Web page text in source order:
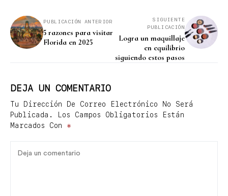
PUBLICACIÓN ANTERIOR
5 razones para visitar
Florida en 2025
SIGUIENTE
PUBLICACIÓN
Logra un maquillaje
en equilibrio
siguiendo estos pasos
DEJA UN COMENTARIO
Tu Dirección De Correo Electrónico No Será
Publicada.
Los Campos Obligatorios Están
Marcados Con *